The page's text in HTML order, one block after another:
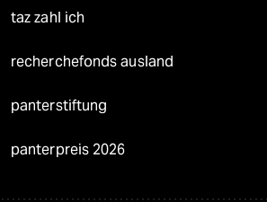
taz zahl ich
recherchefonds ausland
panterstiftung
panterpreis 2026